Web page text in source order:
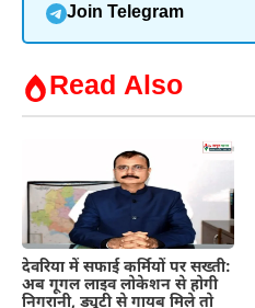
Join Telegram
Read Also
देवरिया में सफाई कर्मियों पर सख्ती:
अब गूगल लाइव लोकेशन से होगी
निगरानी, ड्यूटी से गायब मिले तो